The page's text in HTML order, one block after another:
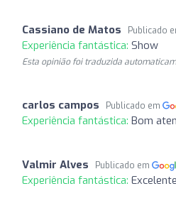
Cassiano de Matos Publicado
Experiência fantástica: Show
Esta opinião foi traduzida
carlos campos Publicado em
Experiência fantástica: Bom
Valmir Alves Publicado em
Experiência fantástica: